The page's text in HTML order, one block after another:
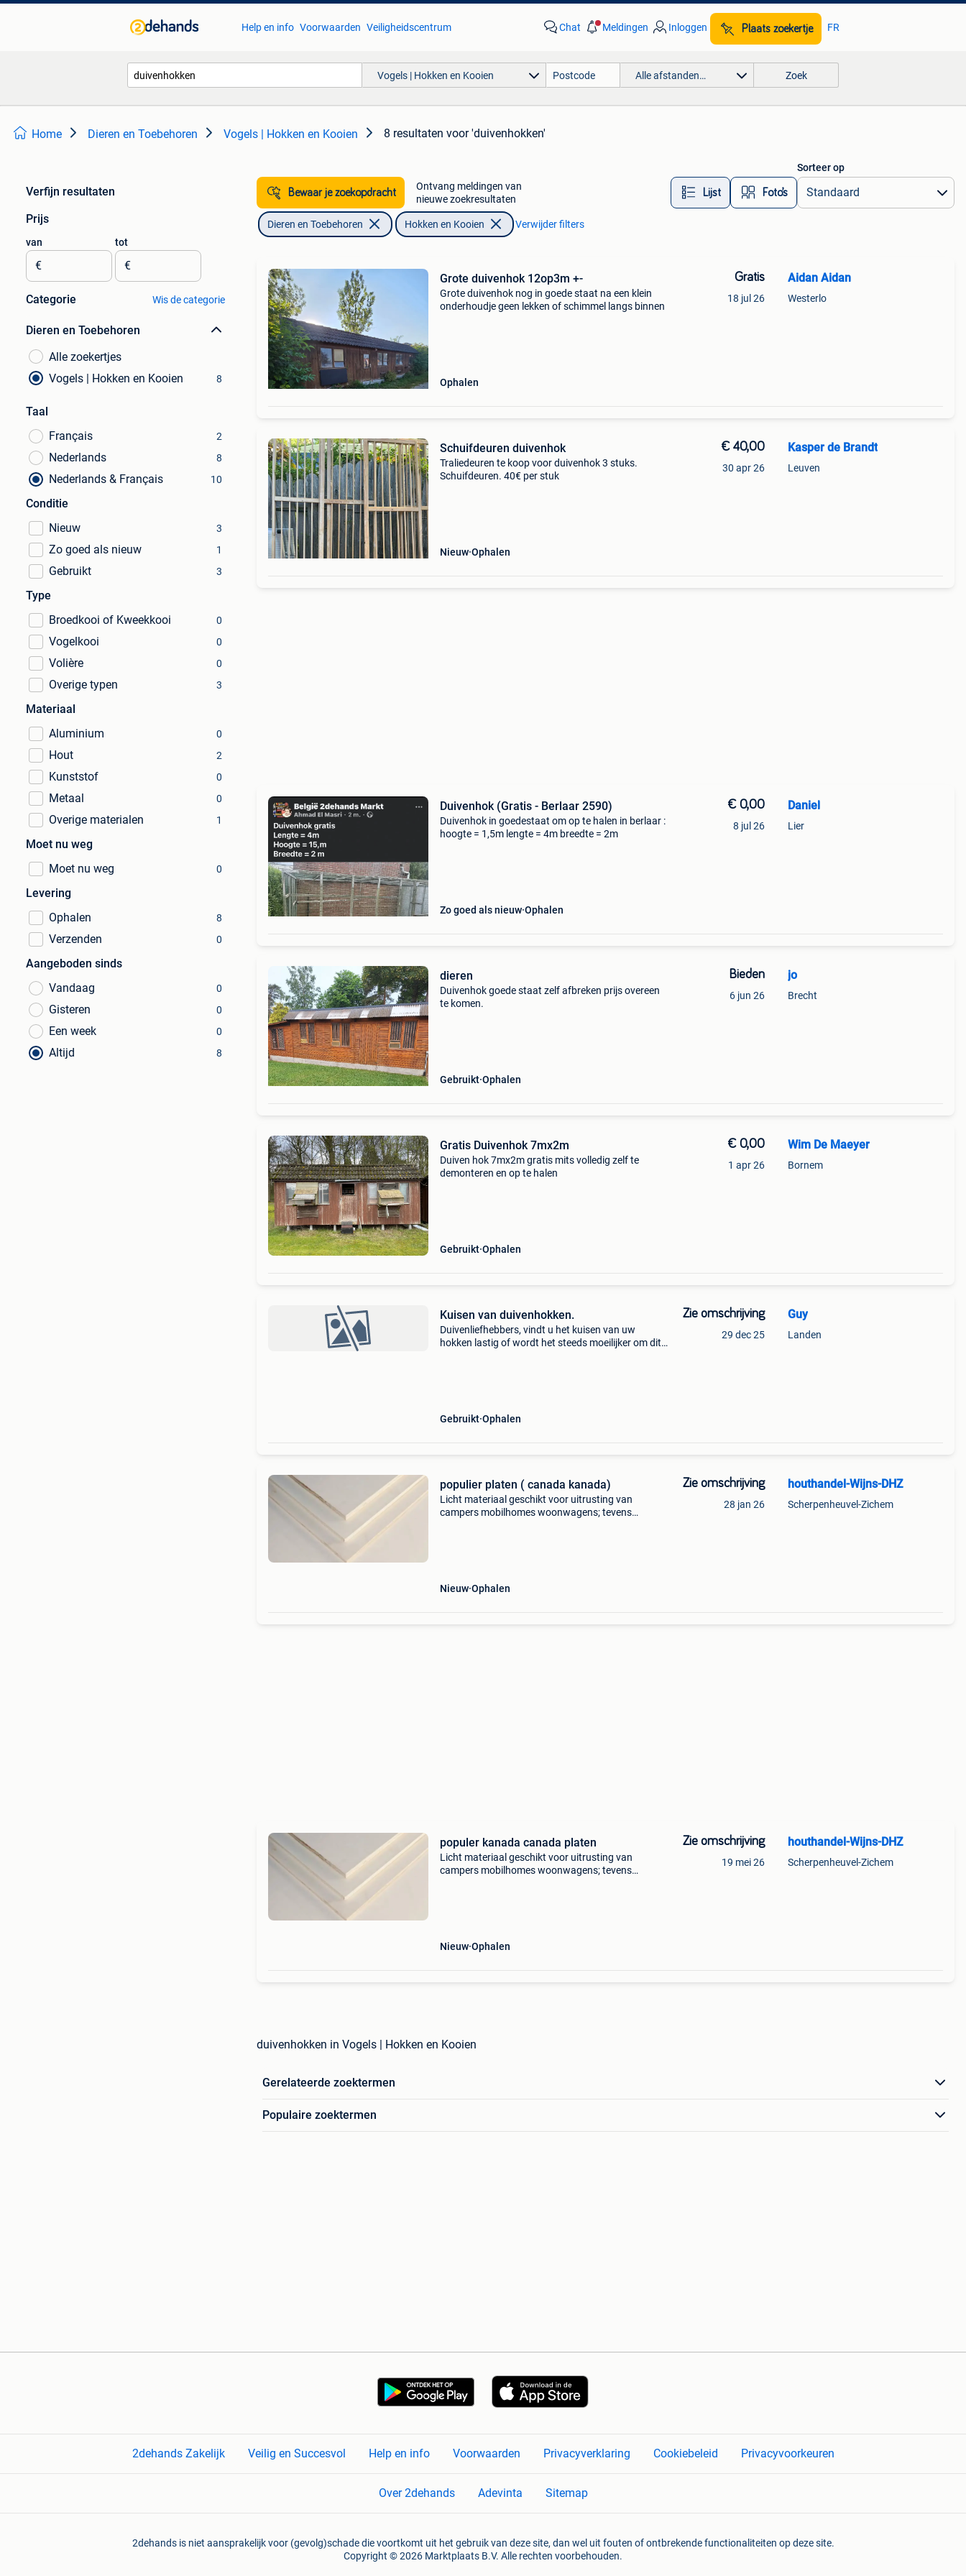
Help en info Voorwaarden Veiligheidscentrum Chat Meldingen Inloggen Plaats zoekertje FR
Vogels | Hokken en Kooien Alle afstanden… Zoek
Home Dieren en Toebehoren Vogels | Hokken en Kooien 8 resultaten voor 'duivenhokken'
Verfijn resultaten
Prijs
van
€
tot
€
Categorie Wis de categorie
Dieren en Toebehoren
Alle zoekertjes
Vogels | Hokken en Kooien
8
Taal
Français
2
Nederlands 8
Nederlands & Français 10
Conditie
Nieuw
3
Zo goed als nieuw 1
Gebruikt 3
Type
Broedkooi of Kweekkooi
0
Vogelkooi 0
Volière 0
Overige typen 3
Materiaal
Aluminium
0
Hout 2
Kunststof 0
Metaal 0
Overige materialen 1
Moet nu weg
Moet nu weg
0
Levering
Ophalen
8
Verzenden 0
Aangeboden sinds
Vandaag
0
Gisteren 0
Een week 0
Altijd 8
Bewaar je zoekopdracht
Ontvang meldingen van
nieuwe zoekresultaten
Lijst Foto’s
Sorteer op
Dieren en Toebehoren Hokken en Kooien Verwijder filters
Grote duivenhok 12op3m +-
Grote duivenhok nog in goede staat na een klein
onderhoudje geen lekken of schimmel langs binnen
Ophalen
Gratis
18 jul 26
Aidan Aidan
Westerlo
Schuifdeuren duivenhok
Traliedeuren te koop voor duivenhok 3 stuks.
Schuifdeuren. 40€ per stuk
Nieuw Ophalen
€ 40,00
30 apr 26
Kasper de Brandt
Leuven
Duivenhok (Gratis - Berlaar 2590)
Duivenhok in goedestaat om op te halen in berlaar :
hoogte = 1,5m lengte = 4m breedte = 2m
Zo goed als nieuw Ophalen
€ 0,00
8 jul 26
Daniel
Lier
dieren
Duivenhok goede staat zelf afbreken prijs overeen
te komen.
Gebruikt Ophalen
Bieden
6 jun 26
jo
Brecht
Gratis Duivenhok 7mx2m
Duiven hok 7mx2m gratis mits volledig zelf te
demonteren en op te halen
Gebruikt Ophalen
€ 0,00
1 apr 26
Wim De Maeyer
Bornem
Kuisen van duivenhokken.
Duivenliefhebbers, vindt u het kuisen van uw
hokken lastig of wordt het steeds moeilijker om dit
Gebruikt Ophalen
Zie omschrijving
29 dec 25
Guy
Landen
populier platen ( canada kanada)
Licht materiaal geschikt voor uitrusting van
campers mobilhomes woonwagens; tevens
Nieuw Ophalen
Zie omschrijving
28 jan 26
houthandel-Wijns-DHZ
Scherpenheuvel-Zichem
populer kanada canada platen
Licht materiaal geschikt voor uitrusting van
campers mobilhomes woonwagens; tevens
Nieuw Ophalen
Zie omschrijving
19 mei 26
houthandel-Wijns-DHZ
Scherpenheuvel-Zichem
duivenhokken in Vogels | Hokken en Kooien
Gerelateerde zoektermen
Populaire zoektermen
2dehands Zakelijk Veilig en Succesvol Help en info Voorwaarden Privacyverklaring Cookiebeleid Privacyvoorkeuren
Over 2dehands Adevinta Sitemap
2dehands is niet aansprakelijk voor (gevolg)schade die voortkomt uit het gebruik van deze site, dan wel uit fouten of ontbrekende functionaliteiten op deze site.
Copyright © 2026 Marktplaats B.V. Alle rechten voorbehouden.